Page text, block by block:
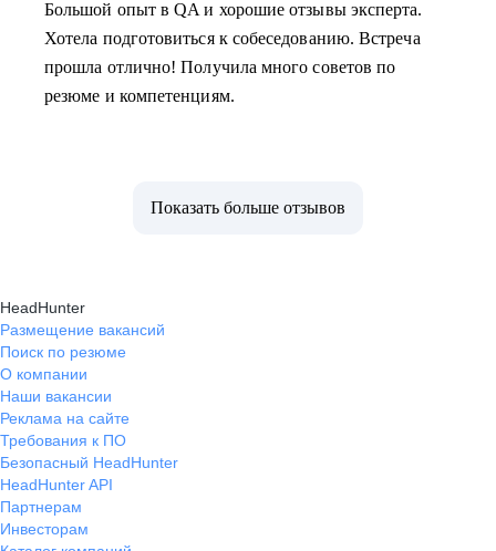
Большой опыт в QA и хорошие отзывы эксперта.
Хотела подготовиться к собеседованию. Встреча
прошла отлично! Получила много советов по
резюме и компетенциям.
Показать больше отзывов
HeadHunter
Размещение вакансий
Поиск по резюме
О компании
Наши вакансии
Реклама на сайте
Требования к ПО
Безопасный HeadHunter
HeadHunter API
Партнерам
Инвесторам